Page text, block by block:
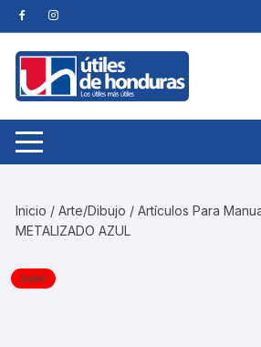
Skip
to
content
Inicio /Arte/Dibujo /Artículos Para
METALIZADO AZUL
Sale!